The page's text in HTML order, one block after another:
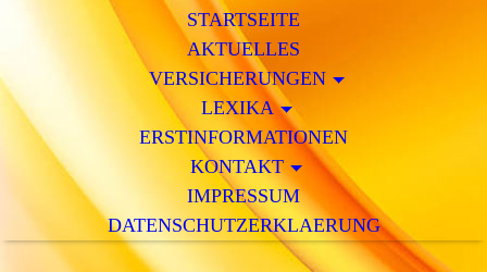
STARTSEITE
AKTUELLES
VERSICHERUNGEN
LEXIKA
ERSTINFORMATIONEN
KONTAKT
IMPRESSUM
DATENSCHUTZERKLAERUNG